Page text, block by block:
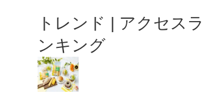
トレンド | アクセスラ
ンキング